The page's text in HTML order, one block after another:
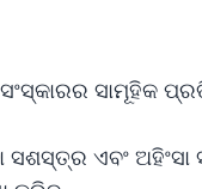
ସାମୂହିକ
ଏବଂ ଅହିଂସା